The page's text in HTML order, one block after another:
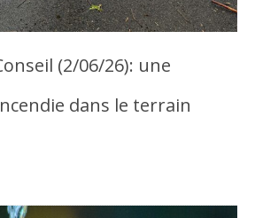
(2/06/26): une
dans le terrain